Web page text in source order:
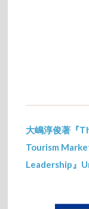
大嶋淳俊著『
Tourism
Leadership』